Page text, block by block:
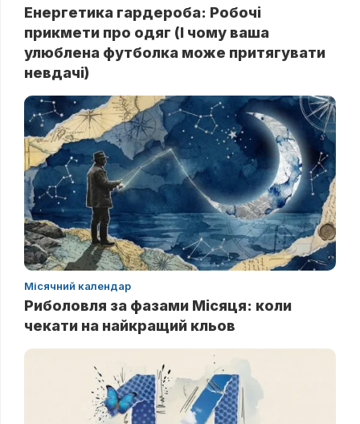
Енергетика гардероба: Робочі
прикмети про одяг (І чому ваша
улюблена футболка може притягувати
невдачі)
Місячний календар
Риболовля за фазами Місяця: коли
чекати на найкращий кльов